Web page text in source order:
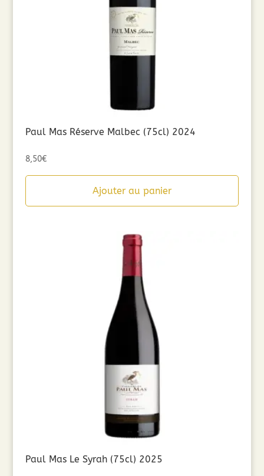
Paul Mas Réserve Malbec (75cl) 2024
8,50€
Ajouter au panier
Paul Mas Le Syrah (75cl) 2025